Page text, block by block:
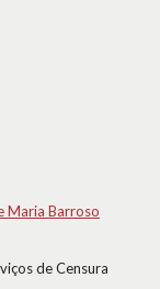
Maria Barroso
de Censura